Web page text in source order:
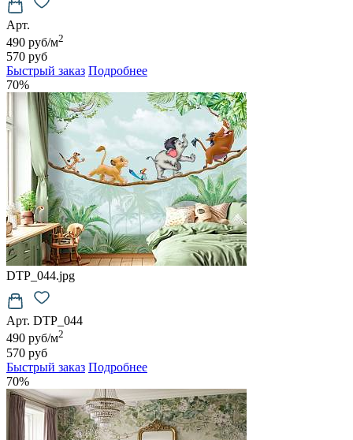
Арт.
490 руб/м2
570 руб
Быстрый заказ Подробнее
70%
DTP_044.jpg
Арт. DTP_044
490 руб/м2
570 руб
Быстрый заказ Подробнее
70%